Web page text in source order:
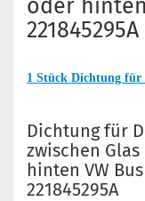
oder
221845295A
1 Stück Dichtung für
Dichtung für
zwischen
hinten VW
221845295A